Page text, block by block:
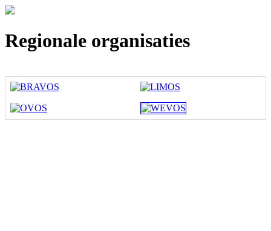
Regionale organisaties